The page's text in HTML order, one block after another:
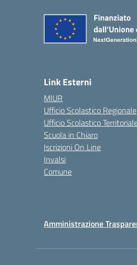
Link Esterni
MIUR
Ufficio Scolastico Regionale
Ufficio Scolastico
Scuola in Chiaro
Iscrizioni On Line
Invalsi
Comune
Amministrazione